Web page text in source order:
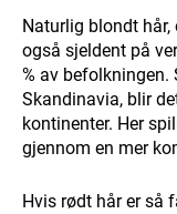
Naturlig blondt hår,
også sjeldent på
% av
Skandinavia, blir
kontinenter. Her
gjennom en mer
Hvis rødt hår er så